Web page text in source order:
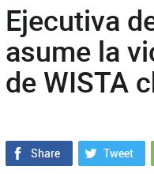
Ejecutiva
asume la
de WISTA